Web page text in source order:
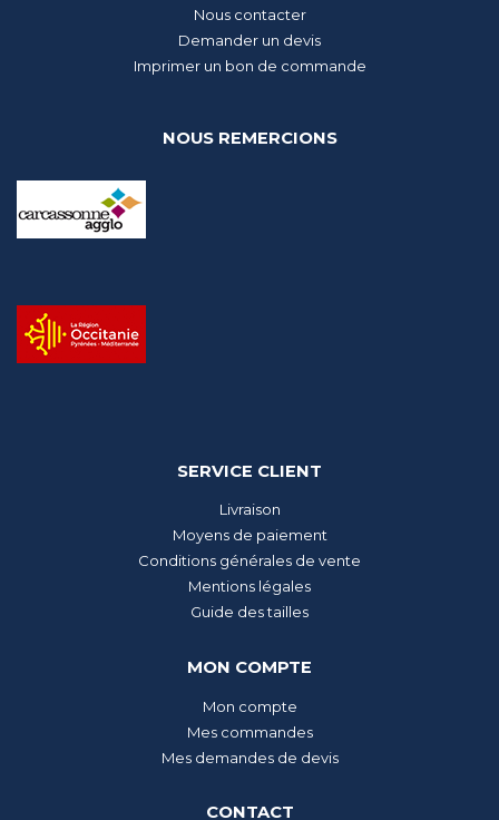
Nous contacter
Demander un devis
Imprimer un bon de commande
NOUS REMERCIONS
SERVICE CLIENT
Livraison
Moyens de paiement
Conditions générales de vente
Mentions légales
Guide des tailles
MON COMPTE
Mon compte
Mes commandes
Mes demandes de devis
CONTACT